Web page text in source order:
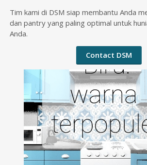
Tim kami di DSM siap membantu Anda
dan pantry yang paling optimal untuk
Anda.
Contact DSM